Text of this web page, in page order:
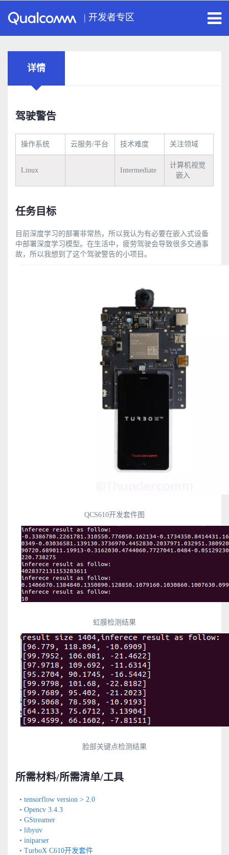
| 开发者专区
详情
驾驶警告
操作系统 云服务/平台 技术难度 关注领域
Linux Intermediate
计算机视觉
嵌入
任务目标
目前深度学习的部署非常热，所以我认为有必要在嵌入式设备
中部署深度学习模型。在生活中，疲劳驾驶会导致很多交通事
故，所以我想到了这个驾驶警告的小项目。
QCS610开发套件图
虹膜检测结果
脸部关键点检测结果
所需材料/所需清单/工具
• tensorflow version > 2.0
• Opencv 3.4.3
• GStreamer
• libyuv
• iniparser
• TurboX C610开发套件